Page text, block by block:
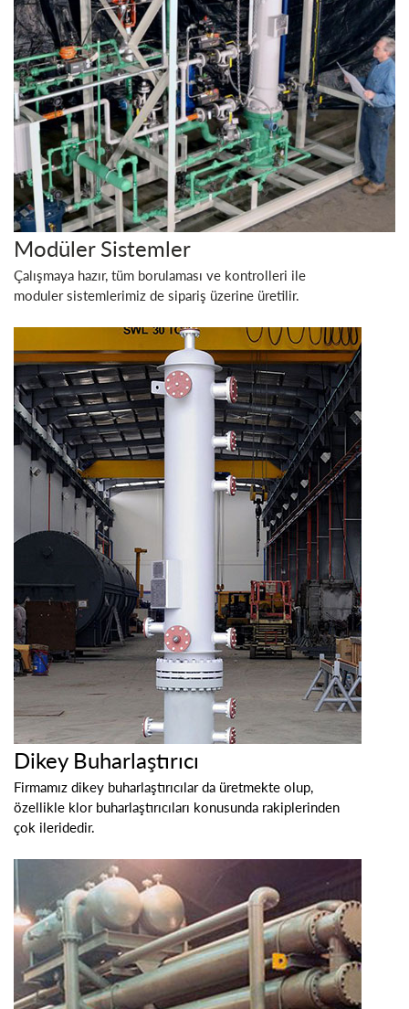
Modüler Sistemler
Çalışmaya hazır, tüm borulaması ve kontrolleri ile
moduler sistemlerimiz de sipariş üzerine üretilir.
Dikey Buharlaştırıcı
Firmamız dikey buharlaştırıcılar da üretmekte olup,
özellikle klor buharlaştırıcıları konusunda rakiplerinden
çok ileridedir.